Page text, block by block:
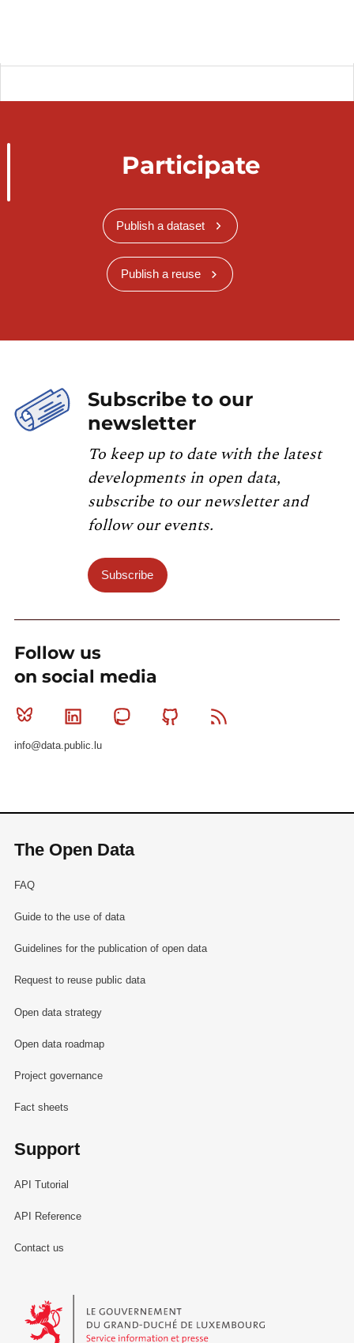
Participate
Publish a dataset
Publish a reuse
Subscribe to our
newsletter
To keep up to date with the latest
developments in open data,
subscribe to our newsletter and
follow our events.
Subscribe
Follow us
on social media
Bluesky Linkedin MastodonGithub
info@data.public.lu
The Open Data
FAQ
Guide to the use of data
Guidelines for the publication of open data
Request to reuse public data
Open data strategy
Open data roadmap
Project governance
Fact sheets
Support
API Tutorial
API Reference
Contact us
Le Gouvernement du Grand-Duché de Luxembourg - Service